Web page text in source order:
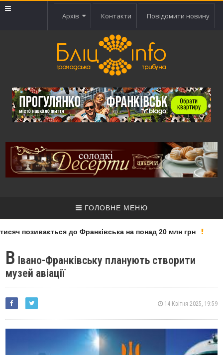
Архів Контакти Повідомити новину
ГОЛОВНЕ МЕНЮ
позивається до Франківська на понад 20 млн грн
В Івано-Франківську планують створити
музей авіації
14 Квітня 2025, 19:59